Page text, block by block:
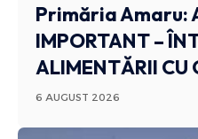
Primăria Amaru:
IMPORTANT –
ALIMENTĂRII CU
6 AUGUST 2026